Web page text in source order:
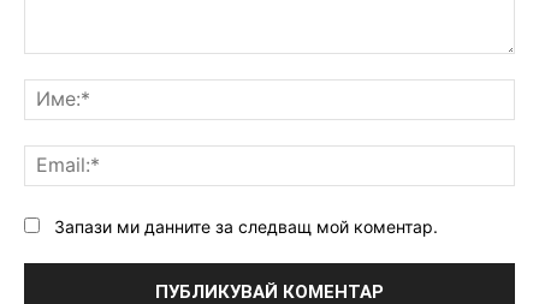
Запази ми данните за следващ мой коментар.